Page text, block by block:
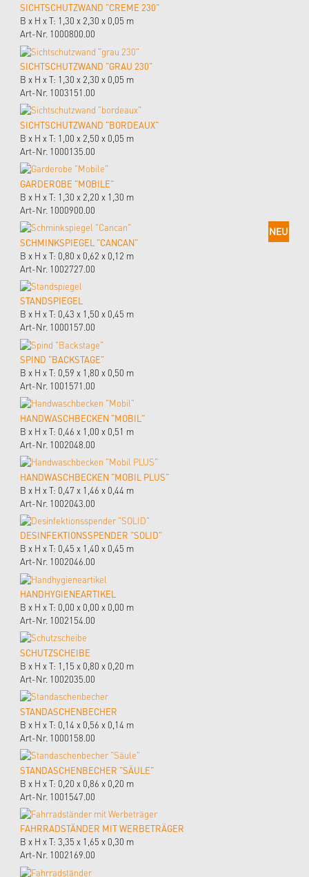
SICHTSCHUTZWAND "CREME 230"
B x H x T: 1,30 x 2,30 x 0,05 m
Art-Nr. 1000800.00
SICHTSCHUTZWAND "GRAU 230"
B x H x T: 1,30 x 2,30 x 0,05 m
Art-Nr. 1003151.00
SICHTSCHUTZWAND "BORDEAUX"
B x H x T: 1,00 x 2,50 x 0,05 m
Art-Nr. 1000135.00
GARDEROBE "MOBILE"
B x H x T: 1,30 x 2,20 x 1,30 m
Art-Nr. 1000900.00
SCHMINKSPIEGEL "CANCAN"
B x H x T: 0,80 x 0,62 x 0,12 m
Art-Nr. 1002727.00
STANDSPIEGEL
B x H x T: 0,43 x 1,50 x 0,45 m
Art-Nr. 1000157.00
SPIND "BACKSTAGE"
B x H x T: 0,59 x 1,80 x 0,50 m
Art-Nr. 1001571.00
HANDWASCHBECKEN "MOBIL"
B x H x T: 0,46 x 1,00 x 0,51 m
Art-Nr. 1002048.00
HANDWASCHBECKEN "MOBIL PLUS"
B x H x T: 0,47 x 1,46 x 0,44 m
Art-Nr. 1002043.00
DESINFEKTIONSSPENDER "SOLID"
B x H x T: 0,45 x 1,40 x 0,45 m
Art-Nr. 1002046.00
HANDHYGIENEARTIKEL
B x H x T: 0,00 x 0,00 x 0,00 m
Art-Nr. 1002154.00
SCHUTZSCHEIBE
B x H x T: 1,15 x 0,80 x 0,20 m
Art-Nr. 1002035.00
STANDASCHENBECHER
B x H x T: 0,14 x 0,56 x 0,14 m
Art-Nr. 1000158.00
STANDASCHENBECHER "SÄULE"
B x H x T: 0,20 x 0,86 x 0,20 m
Art-Nr. 1001547.00
FAHRRADSTÄNDER MIT WERBETRÄGER
B x H x T: 3,35 x 1,65 x 0,30 m
Art-Nr. 1002169.00